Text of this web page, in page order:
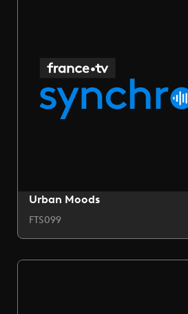
Urban Moods
FTS099